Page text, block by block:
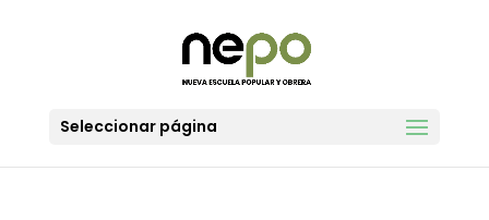
Seleccionar página